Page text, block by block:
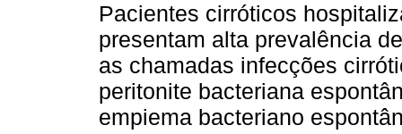
Pacientes cirróticos
presentam alta prevalência
as chamadas infecções
peritonite bacteriana
empiema bacteriano